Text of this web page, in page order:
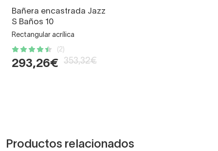
Bañera encastrada Jazz
S Baños 10
Rectangular acrílica
(2)
293,26€ 353,32€
Productos relacionados